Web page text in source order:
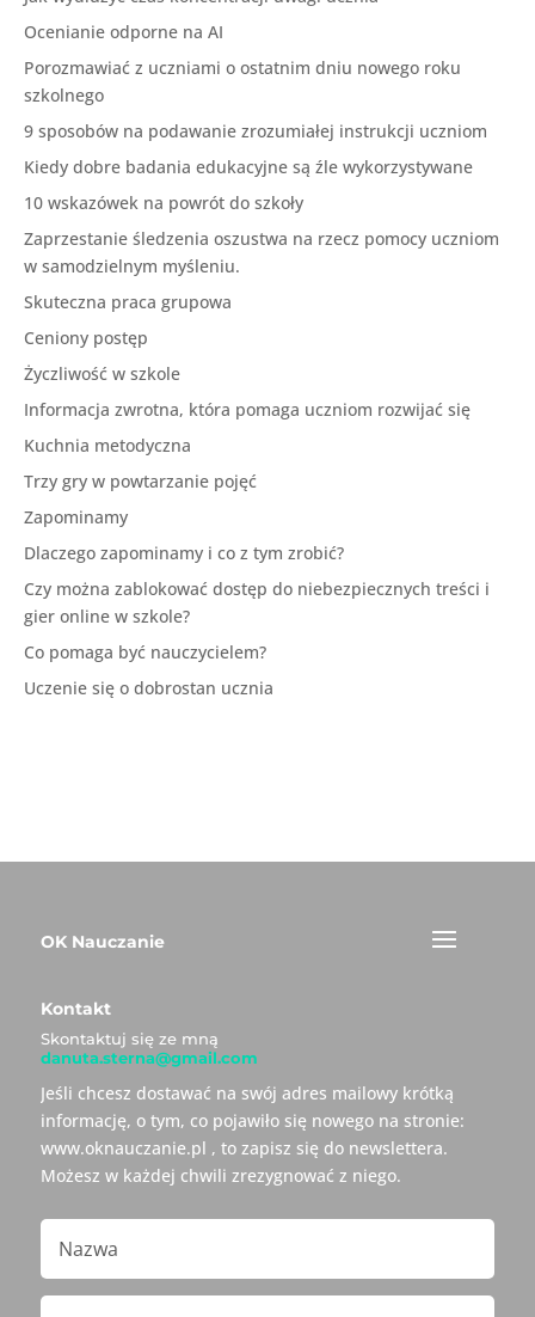
Ocenianie odporne na AI
Porozmawiać z uczniami o ostatnim dniu nowego roku
szkolnego
9 sposobów na podawanie zrozumiałej instrukcji uczniom
Kiedy dobre badania edukacyjne są źle wykorzystywane
10 wskazówek na powrót do szkoły
Zaprzestanie śledzenia oszustwa na rzecz pomocy uczniom
w samodzielnym myśleniu.
Skuteczna praca grupowa
Ceniony postęp
Życzliwość w szkole
Informacja zwrotna, która pomaga uczniom rozwijać się
Kuchnia metodyczna
Trzy gry w powtarzanie pojęć
Zapominamy
Dlaczego zapominamy i co z tym zrobić?
Czy można zablokować dostęp do niebezpiecznych treści i
gier online w szkole?
Co pomaga być nauczycielem?
Uczenie się o dobrostan ucznia
OK Nauczanie
Kontakt
Skontaktuj się ze mną
danuta.sterna@gmail.com
Jeśli chcesz dostawać na swój adres mailowy krótką
informację, o tym, co pojawiło się nowego na stronie:
www.oknauczanie.pl , to zapisz się do newslettera.
Możesz w każdej chwili zrezygnować z niego.